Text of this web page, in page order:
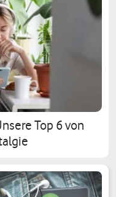
Top 6 von